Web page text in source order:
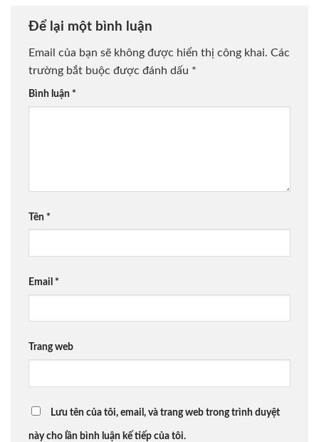
Để lại một bình luận
Email của bạn sẽ không được hiển thị công khai. Các
trường bắt buộc được đánh dấu *
Bình luận *
Tên *
Email *
Trang web
Lưu tên của tôi, email, và trang web trong trình duyệt
này cho lần bình luận kế tiếp của tôi.